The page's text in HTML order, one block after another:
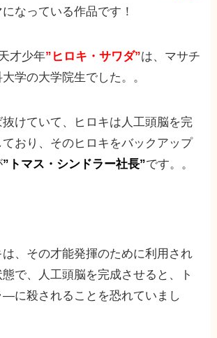
なっている作品です！
才少年”ヒロキ・サワダ”は、マサチ
学の大学院生でした。。
けていて、ヒロキは人工頭脳を完
おり、そのヒロキをバックアップ
”トマス・シンドラー社長”です。。
は、その才能発揮のために利用され
で、人工頭脳を完成させると、ト
―に殺されることを恐れていまし